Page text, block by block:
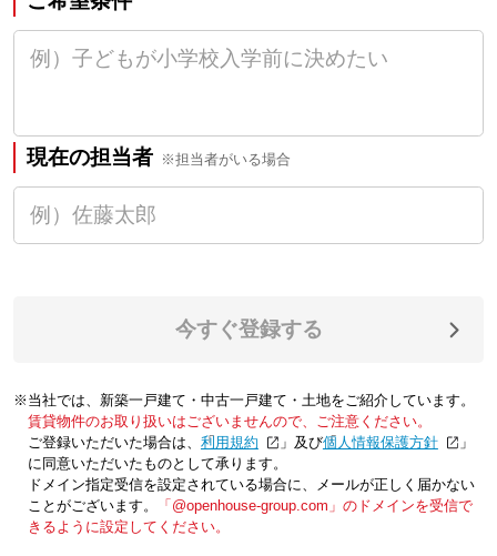
現在の担当者 ※担当者がいる場合
今すぐ登録する
※当社では、新築一戸建て・中古一戸建て・土地をご紹介しています。
賃貸物件のお取り扱いはございませんので、ご注意ください。
ご登録いただいた場合は、「利用規約 」及び「個人情報保護方針
」
に同意いただいたものとして承ります。
ドメイン指定受信を設定されている場合に、メールが正しく届かない
ことがございます。
「@openhouse-group.com」のドメインを受信で
きるように設定してください。